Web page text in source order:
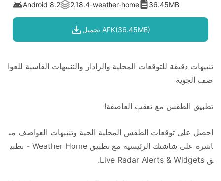
Android 8.2 2.18.4-weather-home 36.45MB
تحميل APK(36.45MB)
تنبيهات دقيقة للتوقعات المحلية والرادار والتنبيهات القاسية للعوا
صف الجوية
تطبيق الطقس مع تعقب العاصفة!
احصل على توقعات الطقس المحلية الحية وتنبيهات العواصف مب
اشرة على شاشتك الرئيسية مع تطبيق Weather Home - تطبي
ق Live Radar Alerts & Widgets.